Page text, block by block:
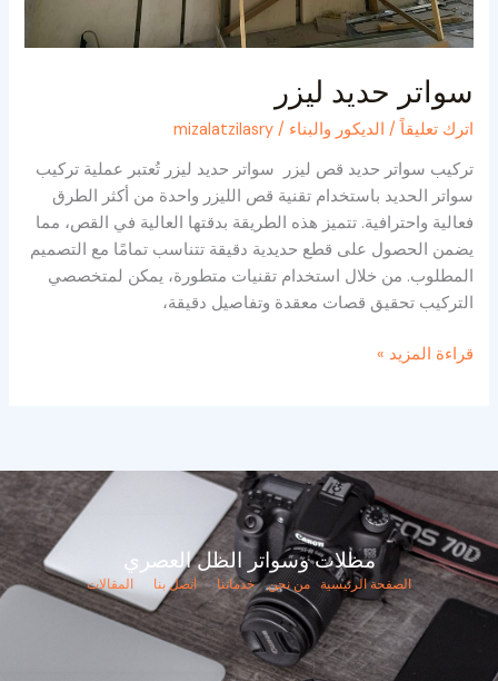
سواتر حديد ليزر
اترك تعليقاً / الديكور والبناء /
mizalatzilasry
تركيب سواتر حديد قص ليزر سواتر حديد ليزر تُعتبر عملية تركيب
سواتر الحديد باستخدام تقنية قص الليزر واحدة من أكثر الطرق
فعالية واحترافية. تتميز هذه الطريقة بدقتها العالية في القص، مما
يضمن الحصول على قطع حديدية دقيقة تتناسب تمامًا مع التصميم
المطلوب. من خلال استخدام تقنيات متطورة، يمكن لمتخصصي
التركيب تحقيق قصات معقدة وتفاصيل دقيقة،
قراءة المزيد »
مظلات وسواتر الظل العصري
الصفحة الرئيسية من نحن خدماتنا اتصل بنا المقالات